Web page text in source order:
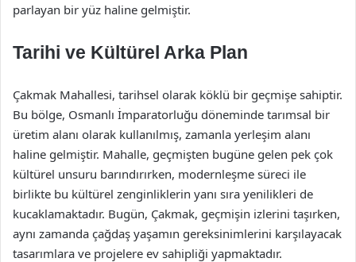
parlayan bir yüz haline gelmiştir.
Tarihi ve Kültürel Arka Plan
Çakmak Mahallesi, tarihsel olarak köklü bir geçmişe sahiptir.
Bu bölge, Osmanlı İmparatorluğu döneminde tarımsal bir
üretim alanı olarak kullanılmış, zamanla yerleşim alanı
haline gelmiştir. Mahalle, geçmişten bugüne gelen pek çok
kültürel unsuru barındırırken, modernleşme süreci ile
birlikte bu kültürel zenginliklerin yanı sıra yenilikleri de
kucaklamaktadır. Bugün, Çakmak, geçmişin izlerini taşırken,
aynı zamanda çağdaş yaşamın gereksinimlerini karşılayacak
tasarımlara ve projelere ev sahipliği yapmaktadır.